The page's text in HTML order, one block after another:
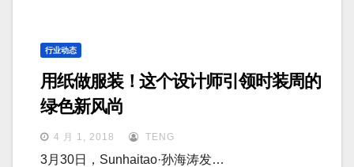
行业动态
用纸做服装！这个设计师引领时装周的
绿色新风尚
4 月 1, 2018 TENG
3月30日，Sunhaitao·孙海涛发…